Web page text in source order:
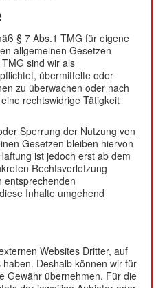
§ 7 Abs.1 TMG für eigene
allgemeinen Gesetzen
sind wir als
übermittelte oder
zu überwachen oder nach
rechtswidrige Tätigkeit
Sperrung der Nutzung von
Gesetzen bleiben hiervon
ist jedoch erst ab dem
Rechtsverletzung
entsprechenden
Inhalte umgehend
Websites Dritter, auf
Deshalb können wir für
Gewähr übernehmen. Für die